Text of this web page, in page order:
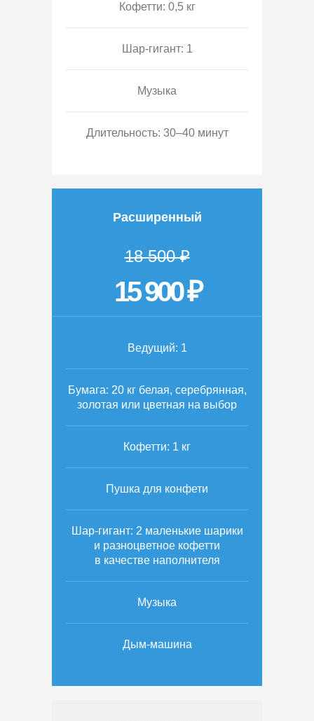
Кофетти: 0,5 кг
Шар-гигант: 1
Музыка
Длительность: 30–40 минут
Расширенный
18 500 ₽
15 900 ₽
Ведущий: 1
Бумага: 20 кг белая, серебрянная,
золотая или цветная на выбор
Кофетти: 1 кг
Пушка для конфети
Шар-гигант: 2 маленькие шарики
и разноцветное кофетти
в качестве наполнителя
Музыка
Дым-машина